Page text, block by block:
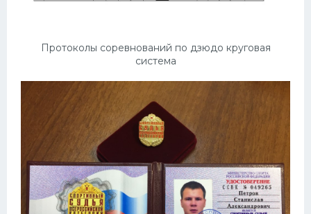
Протоколы соревнований по дзюдо круговая
система